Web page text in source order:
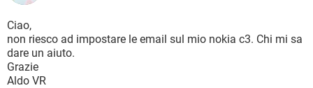
TIKTOK
HARDWARE
INSTAGRAM
TIKTOK FACEBOOK
HARDWARE
INTRATTENIMENTO
iOS
INSTAGRAM
TIKTOK
COVID-19
INTRATTENIMENTO ANDROID
iOS
Ciao,
non riesco ad impostare le email sul mio nokia c3. Chi mi sa
dare un aiuto.
Grazie
Aldo VR